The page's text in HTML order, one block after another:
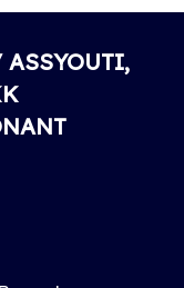
ASSYOUTI,